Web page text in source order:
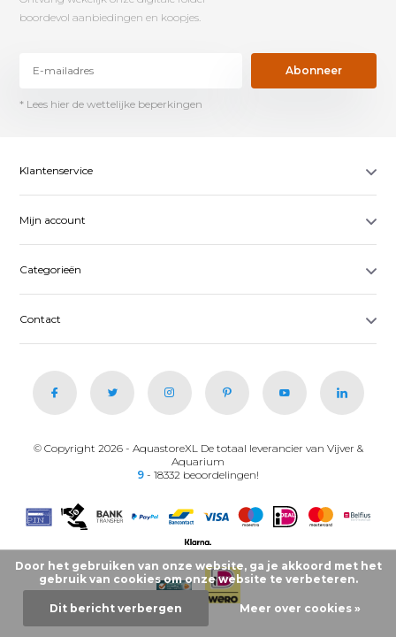
boordevol aanbiedingen en koopjes.
Abonneer
* Lees hier de wettelijke beperkingen
Klantenservice
Mijn account
Categorieën
Contact
© Copyright 2026 - AquastoreXL De totaal leverancier van Vijver &
Aquarium
9 - 18332 beoordelingen!
Door het gebruiken van onze website, ga je akkoord met het
gebruik van cookies om onze website te verbeteren.
Dit bericht verbergen Meer over cookies »